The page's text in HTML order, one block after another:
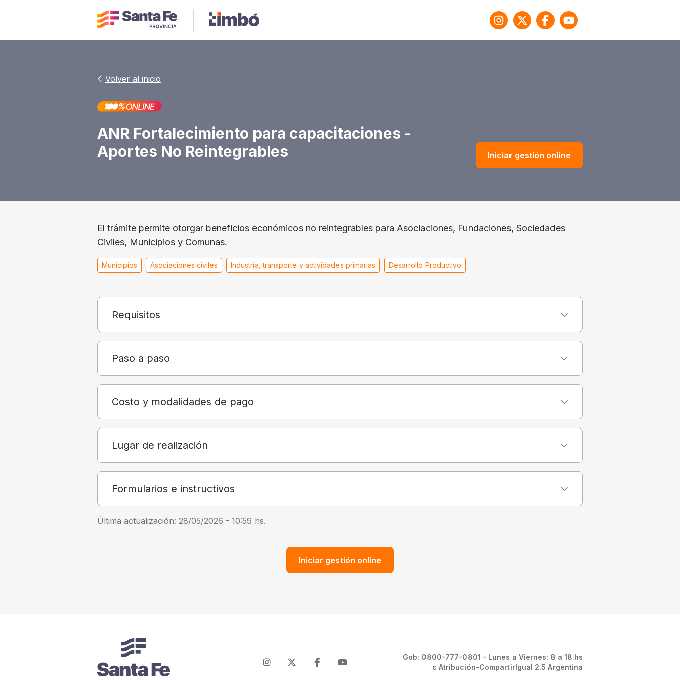
Volver al inicio
ANR Fortalecimiento para capacitaciones -
Aportes No Reintegrables
Iniciar gestión online
El trámite permite otorgar beneficios económicos no reintegrables para Asociaciones, Fundaciones, Sociedades
Civiles, Municipios y Comunas.
Municipios Asociaciones civiles Industria, transporte y actividades primarias Desarrollo Productivo
Requisitos
Paso a paso
Costo y modalidades de pago
Lugar de realización
Formularios e instructivos
Última actualización: 28/05/2026 - 10:59 hs.
Iniciar gestión online
Gob: 0800-777-0801 - Lunes a Viernes: 8 a 18 hs
c Atribución-CompartirIgual 2.5 Argentina